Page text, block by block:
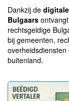
Dankzij de
Bulgaars
rechtsgeldige
bij gemeenten,
buitenland.